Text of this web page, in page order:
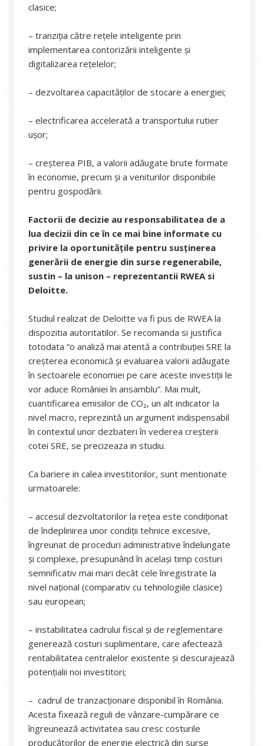
clasice;
– tranziția către rețele inteligente prin
implementarea contorizării inteligente și
digitalizarea rețelelor;
– dezvoltarea capacităților de stocare a energiei;
– electrificarea accelerată a transportului rutier
ușor;
– creșterea PIB, a valorii adăugate brute formate
în economie, precum și a veniturilor disponibile
pentru gospodării.
Factorii de decizie au responsabilitatea de a
lua decizii din ce în ce mai bine informate cu
privire la oportunitățile pentru susținerea
generării de energie din surse regenerabile,
sustin – la unison – reprezentantii RWEA si
Deloitte.
Studiul realizat de Deloitte va fi pus de RWEA la
dispozitia autoritatilor. Se recomanda si justifica
totodata “o analiză mai atentă a contribuției SRE la
creșterea economică și evaluarea valorii adăugate
în sectoarele economiei pe care aceste investiții le
vor aduce României în ansamblu”. Mai mult,
cuantificarea emisiilor de CO₂, un alt indicator la
nivel macro, reprezintă un argument indispensabil
în contextul unor dezbateri în vederea creșterii
cotei SRE, se precizeaza in studiu.
Ca bariere in calea investitorilor, sunt mentionate
urmatoarele:
– accesul dezvoltatorilor la rețea este condiționat
de îndeplinirea unor condiții tehnice excesive,
îngreunat de proceduri administrative îndelungate
și complexe, presupunând în același timp costuri
semnificativ mai mari decât cele înregistrate la
nivel național (comparativ cu tehnologiile clasice)
sau european;
– instabilitatea cadrului fiscal și de reglementare
generează costuri suplimentare, care afectează
rentabilitatea centralelor existente și descurajează
potențialii noi investitori;
– cadrul de tranzacționare disponibil în România.
Acesta fixează reguli de vânzare-cumpărare ce
îngreunează activitatea sau cresc costurile
producătorilor de energie electrică din surse